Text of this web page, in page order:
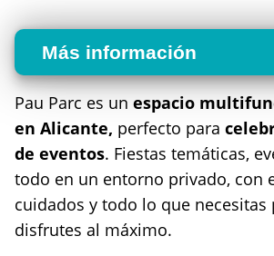
Más información
Pau Parc es un espacio
en Alicante, perfecto para
de eventos. Fiestas temáticas,
todo en un entorno privado, con
cuidados y todo lo que necesitas
disfrutes al máximo.